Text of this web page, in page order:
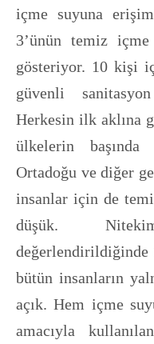
içme suyuna
3’ünün temiz içme
gösteriyor. 10 kişi
güvenli
Herkesin ilk aklına
ülkelerin
Ortadoğu ve diğer
insanlar için de
düşük.
değerlendirildiğinde
bütün insanların
açık. Hem içme
amacıyla